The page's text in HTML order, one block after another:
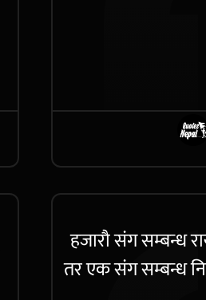
हजारौ संग सम्बन्ध
तर एक संग सम्बन्ध